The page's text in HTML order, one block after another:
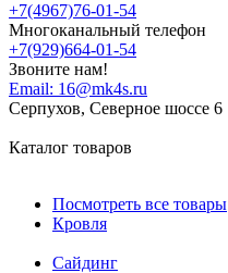
+7(4967)76-01-54
Многоканальный телефон
+7(929)664-01-54
Звоните нам!
Email: 16@mk4s.ru
Серпухов, Северное шоссе 6
Каталог товаров
Посмотреть все товары
Кровля
Сайдинг